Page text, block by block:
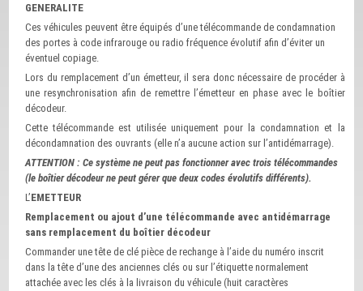
GENERALITE
Ces véhicules peuvent être équipés d’une télécommande de condamnation
des portes à code infrarouge ou radio fréquence évolutif afin d’éviter un
éventuel copiage.
Lors du remplacement d’un émetteur, il sera donc nécessaire de procéder à
une resynchronisation afin de remettre l’émetteur en phase avec le boîtier
décodeur.
Cette télécommande est utilisée uniquement pour la condamnation et la
décondamnation des ouvrants (elle n’a aucune action sur l’antidémarrage).
ATTENTION : Ce système ne peut pas fonctionner avec trois télécommandes
(le boîtier décodeur ne peut gérer que deux codes évolutifs différents).
L’EMETTEUR
Remplacement ou ajout d’une télécommande avec antidémarrage
sans remplacement du boîtier décodeur
Commander une tête de clé pièce de rechange à l’aide du numéro inscrit
dans la tête d’une des anciennes clés ou sur l’étiquette normalement
attachée avec les clés à la livraison du véhicule (huit caractères